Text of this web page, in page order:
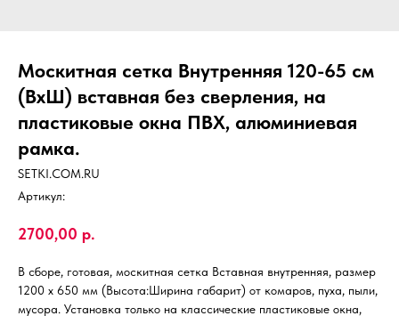
Москитная сетка Внутренняя 120-65 см
(ВхШ) вставная без сверления, на
пластиковые окна ПВХ, алюминиевая
рамка.
SETKI.COM.RU
Артикул:
2700,00 р.
В сборе, готовая, москитная сетка Вставная внутренняя, размер
1200 х 650 мм (Высота:Ширина габарит) от комаров, пуха, пыли,
мусора. Установка только на классические пластиковые окна,